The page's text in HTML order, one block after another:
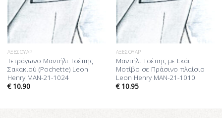
ΑΞΕΣΟΥΆΡ
Τετράγωνο Μαντήλι Τσέπης
Σακακιού (Pochette) Leon
Henry MAN-21-1024
€10.90
ΑΞΕΣΟΥΆΡ
Μαντήλι Τσέπης με Εκάι
Μοτίβο σε Πράσινο πλαίσιο
Leon Henry MAN-21-1010
€10.95